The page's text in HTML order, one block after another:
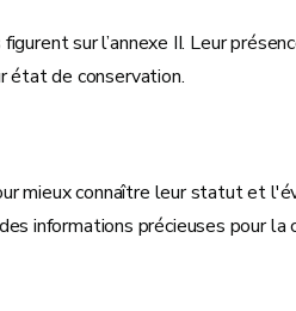
sur l’annexe II. Leur
état de conservation.
mieux connaître leur statut et
informations précieuses pour la